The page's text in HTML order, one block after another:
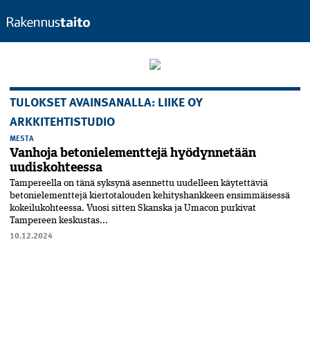
TULOKSET AVAINSANALLA: LIIKE OY
ARKKITEHTISTUDIO
MESTA
Vanhoja betonielementtejä hyödynnetään
uudiskohteessa
Tampereella on tänä syksynä asennettu uudelleen käytettäviä
betonielementtejä kiertotalouden kehityshankkeen ensimmäisessä
kokeilukohteessa. Vuosi sitten Skanska ja Umacon purkivat
Tampereen keskustas...
10.12.2024